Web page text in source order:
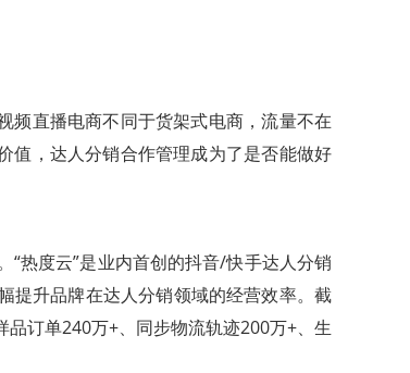
频直播电商不同于货架式电商，流量不在
值，达人分销合作管理成为了是否能做好
“热度云”是业内首创的抖音/快手达人分销
提升品牌在达人分销领域的经营效率。截
订单240万+、同步物流轨迹200万+、生